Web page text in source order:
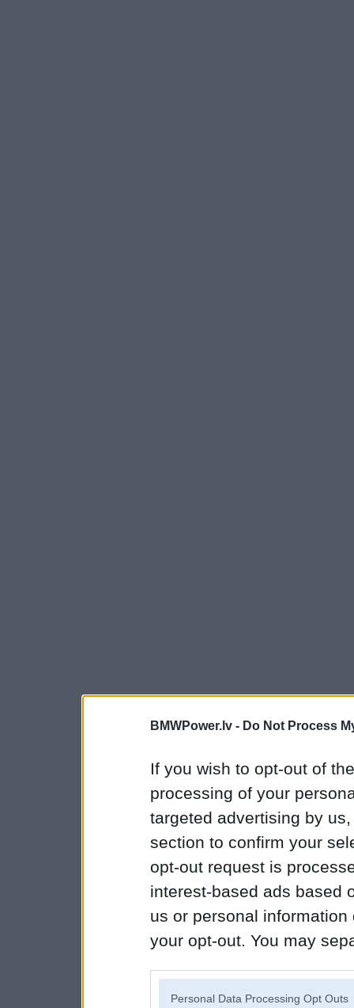
BMWPower.lv - Do Not Process
If you wish to opt-out of
processing of your
targeted advertising by
section to confirm your
opt-out request is
interest-based ads based
us or personal
your opt-out. You may
Personal Data Processing Opt Outs